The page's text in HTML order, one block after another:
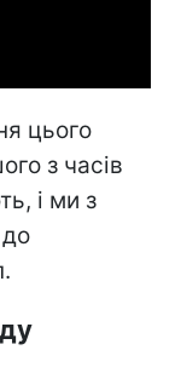
цього
з часів
і ми з